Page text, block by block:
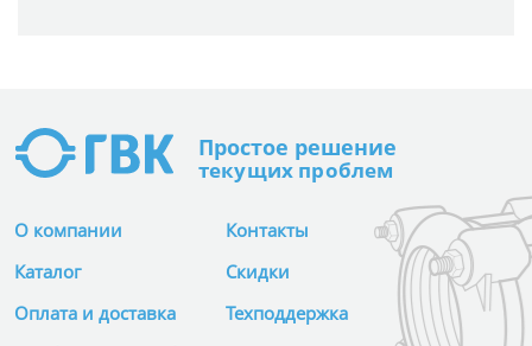
Простое решение
текущих проблем
О компании
Каталог
Оплата и доставка
Скидки
Техподдержка
Контакты